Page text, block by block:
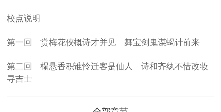
校点说明
第一回 赏梅花侠概诗才并见 舞宝剑鬼谋蝎计前来
第二回 榻悬香积谁怜迁客是仙人 诗和齐纨不惜改妆
寻吉士